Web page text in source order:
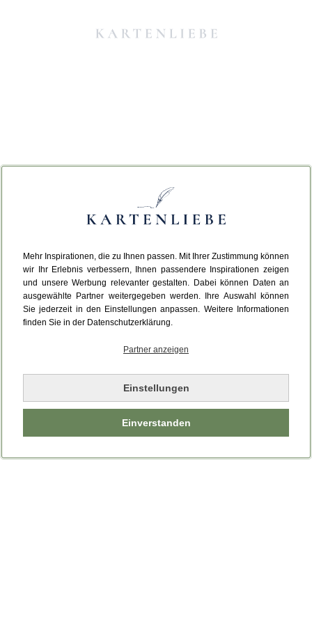
Mehr Inspirationen, die zu Ihnen passen. Mit Ihrer Zustimmung können
wir Ihr Erlebnis verbessern, Ihnen passendere Inspirationen zeigen
und unsere Werbung relevanter gestalten. Dabei können Daten an
ausgewählte Partner weitergegeben werden. Ihre Auswahl können
Sie jederzeit in den Einstellungen anpassen. Weitere Informationen
finden Sie in der Datenschutzerklärung.
Partner anzeigen
Einstellungen
Einverstanden
Da ist etwas schiefgelaufen.
Leider ist ein technischer Fehler aufgetreten.
Bitte laden Sie die Seite neu.